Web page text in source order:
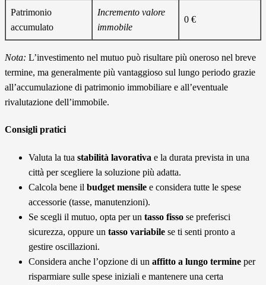
Patrimonio
accumulato
Incremento valore
immobile
0 €
Nota: L’investimento nel mutuo può risultare più oneroso nel breve
termine, ma generalmente più vantaggioso sul lungo periodo grazie
all’accumulazione di patrimonio immobiliare e all’eventuale
rivalutazione dell’immobile.
Consigli pratici
Valuta la tua stabilità lavorativa e la durata prevista in una
città per scegliere la soluzione più adatta.
Calcola bene il budget mensile e considera tutte le spese
accessorie (tasse, manutenzioni).
Se scegli il mutuo, opta per un tasso fisso se preferisci
sicurezza, oppure un tasso variabile se ti senti pronto a
gestire oscillazioni.
Considera anche l’opzione di un affitto a lungo termine per
risparmiare sulle spese iniziali e mantenere una certa